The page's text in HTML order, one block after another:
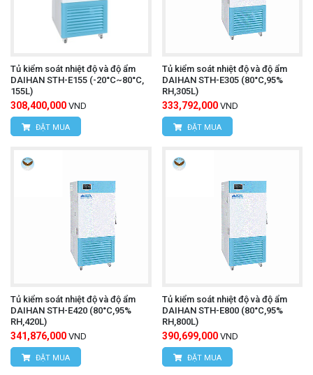
Tủ kiểm soát nhiệt độ và độ ẩm
DAIHAN STH-E155 (-20°C~80°C,
155L)
308,400,000 VND
ĐẶT MUA
Tủ kiểm soát nhiệt độ và độ ẩm
DAIHAN STH-E305 (80°C,95%
RH,305L)
333,792,000 VND
ĐẶT MUA
Tủ kiểm soát nhiệt độ và độ ẩm
DAIHAN STH-E420 (80°C,95%
RH,420L)
341,876,000 VND
ĐẶT MUA
Tủ kiểm soát nhiệt độ và độ ẩm
DAIHAN STH-E800 (80°C,95%
RH,800L)
390,699,000 VND
ĐẶT MUA